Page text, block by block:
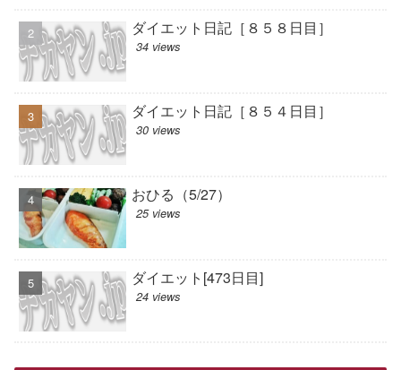
ダイエット日記［８５８日目］
34 views
ダイエット日記［８５４日目］
30 views
おひる（5/27）
25 views
ダイエット[473日目]
24 views